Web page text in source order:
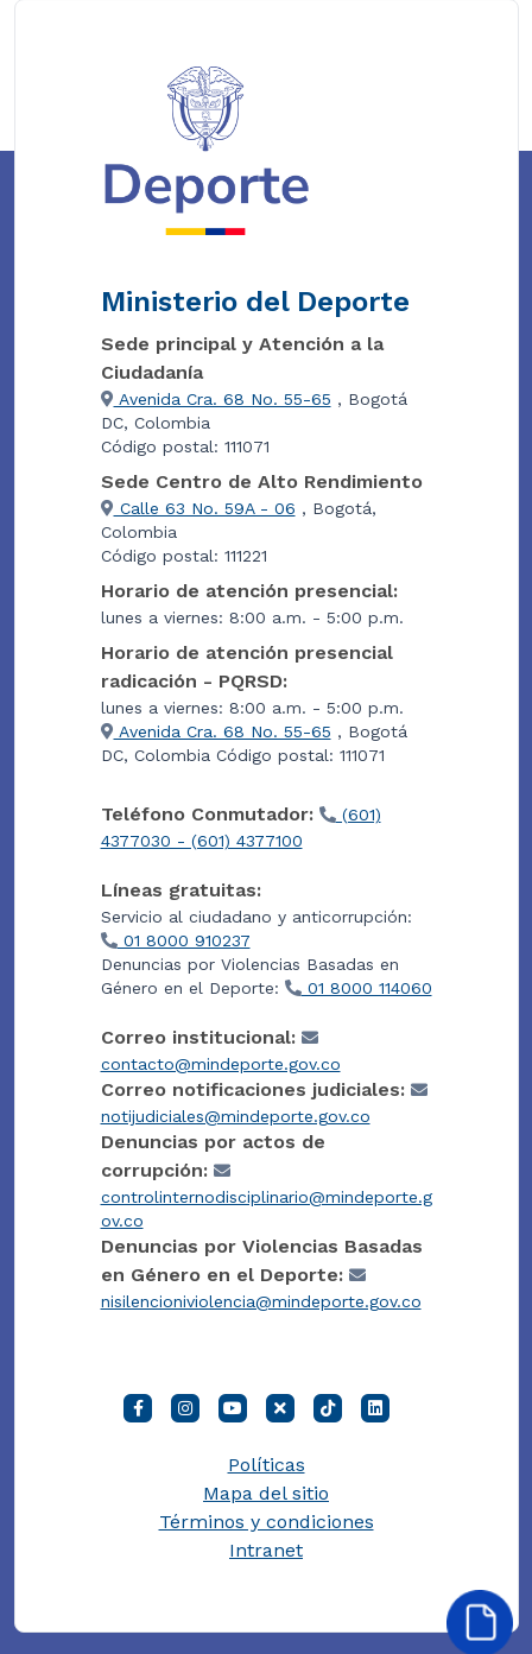
Ministerio del Deporte
Sede principal y Atención a la
Ciudadanía
Avenida Cra. 68 No. 55-65 , Bogotá
DC, Colombia
Código postal: 111071
Sede Centro de Alto Rendimiento
Calle 63 No. 59A - 06 , Bogotá,
Colombia
Código postal: 111221
Horario de atención presencial:
lunes a viernes: 8:00 a.m. - 5:00 p.m.
Horario de atención presencial
radicación - PQRSD:
lunes a viernes: 8:00 a.m. - 5:00 p.m.
Avenida Cra. 68 No. 55-65 , Bogotá
DC, Colombia Código postal: 111071
Teléfono Conmutador:
(601)
4377030 - (601) 4377100
Líneas gratuitas:
Servicio al ciudadano y anticorrupción:
01 8000 910237
Denuncias por Violencias Basadas en
Género en el Deporte:
01 8000 114060
Correo institucional:
contacto@mindeporte.gov.co
Correo notificaciones judiciales:
notijudiciales@mindeporte.gov.co
Denuncias por actos de
corrupción:
controlinternodisciplinario@mindeporte.g
ov.co
Denuncias por Violencias Basadas
en Género en el Deporte:
nisilencioniviolencia@mindeporte.gov.co
Políticas
Mapa del sitio
Términos y condiciones
Intranet